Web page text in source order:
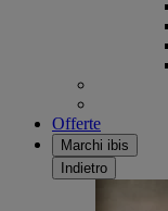
Offerte
Marchi ibis
Indietro